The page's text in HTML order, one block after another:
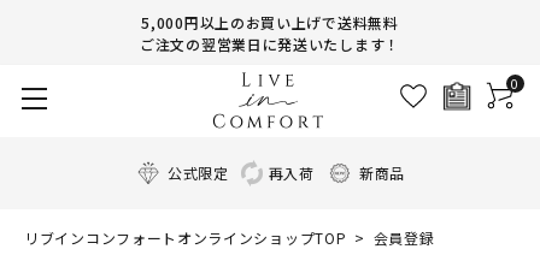
5,000円以上のお買い上げで送料無料
ご注文の翌営業日に発送いたします！
0
公式限定 再入荷 新商品
リブインコンフォートオンラインショップTOP 会員登録